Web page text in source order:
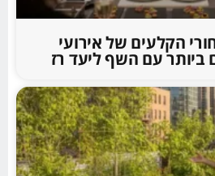
הקלעים של אירועי
ביותר עם השף ליעד רז